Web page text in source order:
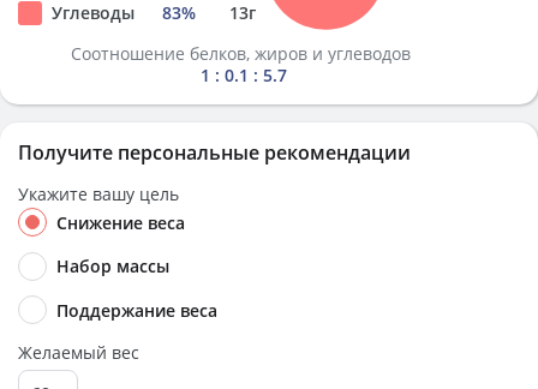
Углеводы
83% 13г
Соотношение белков, жиров и углеводов
1 : 0.1 : 5.7
Получите персональные рекомендации
Укажите вашу цель
Снижение веса
Набор массы
Поддержание веса
Желаемый вес